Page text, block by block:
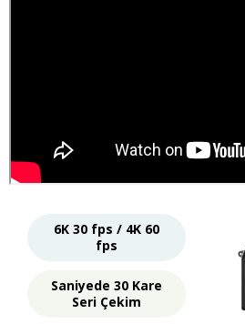
6K 30 fps / 4K 60
fps
Saniyede 30 Kare
Seri Çekim